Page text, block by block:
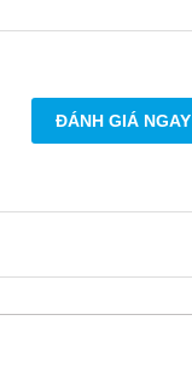
ĐÁNH GIÁ NGAY